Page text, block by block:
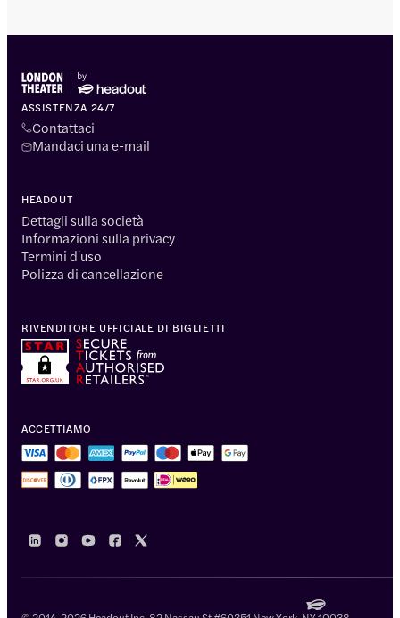
ASSISTENZA 24/7
Contattaci
Mandaci una e-mail
HEADOUT
Dettagli sulla società
Informazioni sulla privacy
Termini d'uso
Polizza di cancellazione
ACCETTIAMO
RIVENDITORE UFFICIALE DI BIGLIETTI